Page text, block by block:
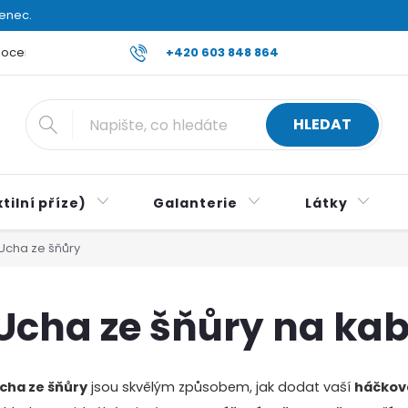
+420 603 848 864
obchodu Reklamace a vrácení zboží
HLEDAT
příze) Galanterie Látky
ze šňůry
ze šňůry na
ze šňůryjsou skvělým způsobem, jak dodat vaší